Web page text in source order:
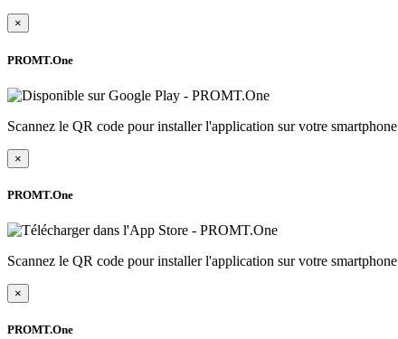
×
PROMT.One
Scannez le QR code pour installer l'application sur votre smartphone
×
PROMT.One
Scannez le QR code pour installer l'application sur votre smartphone
×
PROMT.One